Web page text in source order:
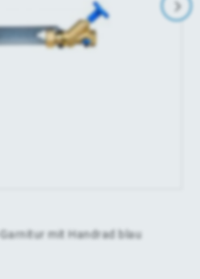
Garnitur mit Handrad blau